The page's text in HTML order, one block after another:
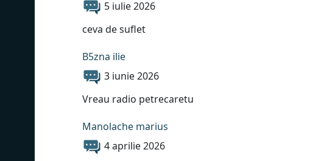
5 iulie 2026
ceva de suflet
B5zna ilie
3 iunie 2026
Vreau radio petrecaretu
Manolache marius
4 aprilie 2026